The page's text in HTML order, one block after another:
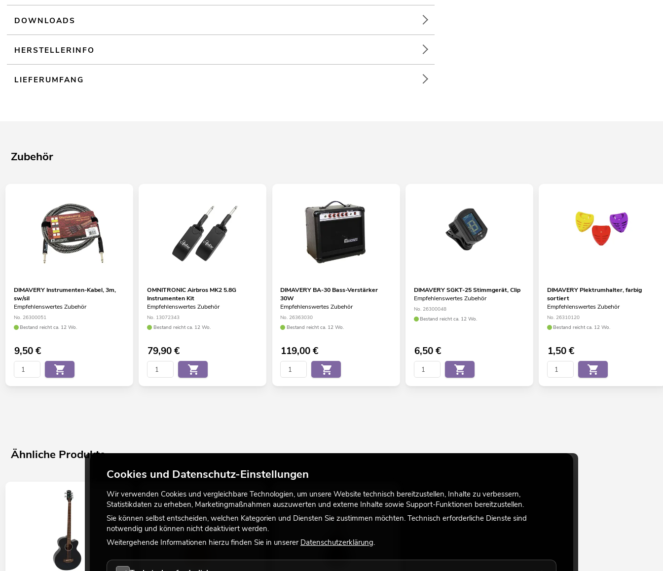
DOWNLOADS
HERSTELLERINFO
LIEFERUMFANG
Zubehör
DIMAVERY Instrumenten-Kabel, 3m,
sw/sil
Empfehlenswertes Zubehör
No. 26300051
Bestand reicht ca. 12 Wo.
9,50€
OMNITRONIC Airbros MK2 5.8G
Instrumenten Kit
Empfehlenswertes Zubehör
No. 13072343
Bestand reicht ca. 12 Wo.
79,90€
DIMAVERY BA-30 Bass-Verstärker
30W
Empfehlenswertes Zubehör
No. 26363030
Bestand reicht ca. 12 Wo.
119,00€
DIMAVERY SGKT-25 Stimmgerät, Clip
Empfehlenswertes Zubehör
No. 26300048
Bestand reicht ca. 12 Wo.
6,50€
DIMAVERY Plektrumhalter, farbig
sortiert
Empfehlenswertes Zubehör
No. 26310120
Bestand reicht ca. 12 Wo.
1,50€
Ähnliche Produkte
Cookies und Datenschutz-Einstellungen
Wir verwenden Cookies und vergleichbare Technologien, um unsere Website technisch bereitzustellen, Inhalte zu verbessern,
Statistikdaten zu erheben, Marketingmaßnahmen auszuwerten und externe Inhalte sowie Support-Funktionen bereitzustellen.
Sie können selbst entscheiden, welchen Kategorien und Diensten Sie zustimmen möchten. Technisch erforderliche Dienste sind
notwendig und können nicht deaktiviert werden.
Weitergehende Informationen hierzu finden Sie in unserer Datenschutzerklärung.